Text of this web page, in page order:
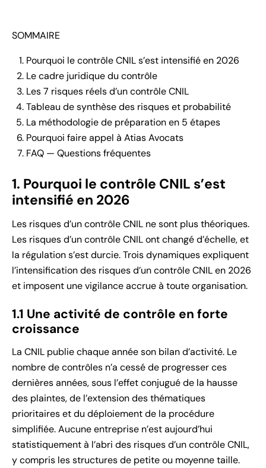
SOMMAIRE
Pourquoi le contrôle CNIL s’est intensifié en 2026
Le cadre juridique du contrôle
Les 7 risques réels d’un contrôle CNIL
Tableau de synthèse des risques et probabilité
La méthodologie de préparation en 5 étapes
Pourquoi faire appel à Atias Avocats
FAQ — Questions fréquentes
1. Pourquoi le contrôle CNIL s’est
intensifié en 2026
Les risques d’un contrôle CNIL ne sont plus théoriques.
Les risques d’un contrôle CNIL ont changé d’échelle, et
la régulation s’est durcie. Trois dynamiques expliquent
l’intensification des risques d’un contrôle CNIL en 2026
et imposent une vigilance accrue à toute organisation.
1.1 Une activité de contrôle en forte
croissance
La CNIL publie chaque année son bilan d’activité. Le
nombre de contrôles n’a cessé de progresser ces
dernières années, sous l’effet conjugué de la hausse
des plaintes, de l’extension des thématiques
prioritaires et du déploiement de la procédure
simplifiée. Aucune entreprise n’est aujourd’hui
statistiquement à l’abri des risques d’un contrôle CNIL,
y compris les structures de petite ou moyenne taille.